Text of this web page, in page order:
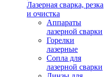
Лазерная сварка, резка
и очистка
Аппараты
лазерной сварки
Горелки
лазерные
Сопла для
лазерной сварки